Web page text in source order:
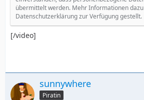
übermittelt werden. Mehr Informationen
Datenschutzerklärung zur Verfügung gestellt.
[/video]
sunnywhere
Piratin